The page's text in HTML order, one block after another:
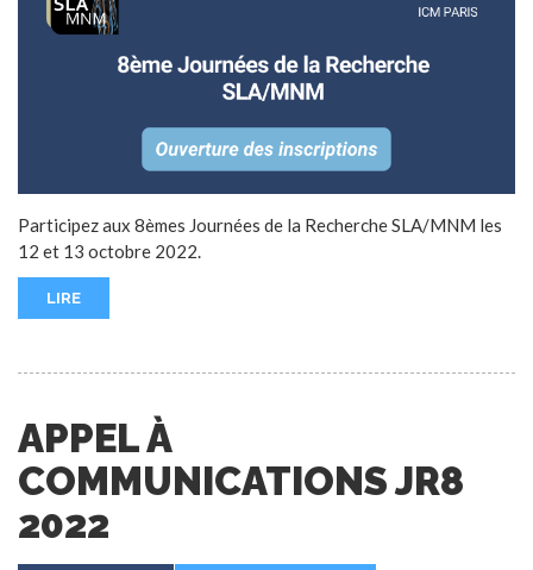
Participez aux 8èmes Journées de la Recherche SLA/MNM les
12 et 13 octobre 2022.
LIRE
APPEL À
COMMUNICATIONS JR8
2022